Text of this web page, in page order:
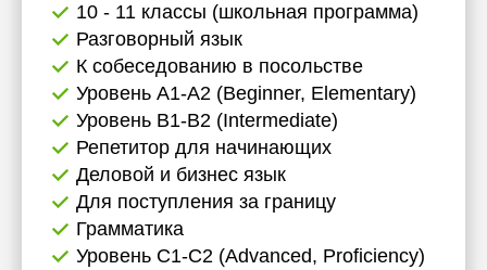
10 - 11 классы (школьная программа)
Разговорный язык
К собеседованию в посольстве
Уровень А1-А2 (Beginner, Elementary)
Уровень B1-B2 (Intermediate)
Репетитор для начинающих
Деловой и бизнес язык
Для поступления за границу
Грамматика
Уровень C1-C2 (Advanced, Proficiency)